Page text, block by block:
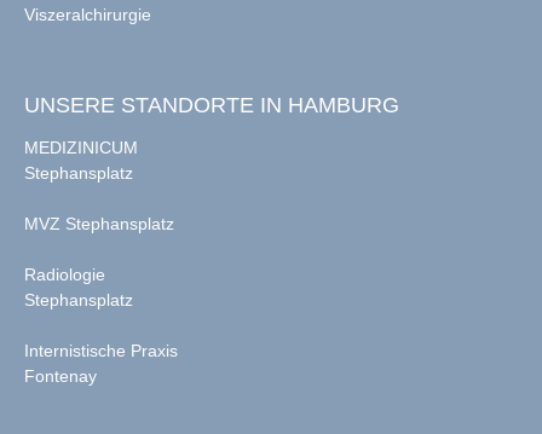
Viszeralchirurgie
UNSERE STANDORTE IN HAMBURG
MEDIZINICUM
Stephansplatz
MVZ Stephansplatz
Radiologie
Stephansplatz
Internistische Praxis
Fontenay